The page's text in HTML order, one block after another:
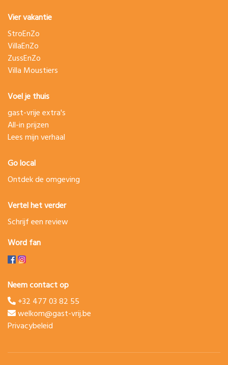
Vier vakantie
StroEnZo
VillaEnZo
ZussEnZo
Villa Moustiers
Voel je thuis
gast-vrije extra's
All-in prijzen
Lees mijn verhaal
Go local
Ontdek de omgeving
Vertel het verder
Schrijf een review
Word fan
Neem contact op
+32 477 03 82 55
welkom@gast-vrij.be
Privacybeleid